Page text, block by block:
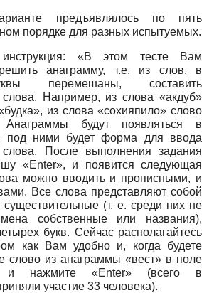
предъявлялось по пять
порядке для разных испытуемых.
«В этом тесте Вам
решить анаграмму, т.е. из слов, в
перемешаны, составить
Например, из слова «акдуб»
из слова «сохияпило» слово
Анаграммы будут появляться в
под ними будет форма для ввода
слова. После выполнения задания
«Enter», и появится следующая
можно вводить и прописными, и
Все слова представляют собой
существительные (т. е. среди них не
собственные или названия),
букв. Сейчас располагайтесь
как Вам удобно и, когда будете
слово из анаграммы «вест» в поле
и на­жмите «Enter» (всего в
участие 33 человека).